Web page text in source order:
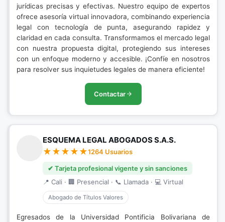
jurídicas precisas y efectivas. Nuestro equipo de expertos
ofrece asesoría virtual innovadora, combinando experiencia
legal con tecnología de punta, asegurando rapidez y
claridad en cada consulta. Transformamos el mercado legal
con nuestra propuesta digital, protegiendo sus intereses
con un enfoque moderno y accesible. ¡Confíe en nosotros
para resolver sus inquietudes legales de manera eficiente!
Contactar
ESQUEMA LEGAL ABOGADOS S.A.S.
1264 Usuarios
✔ Tarjeta profesional vigente y sin sanciones
📍 Cali · 🏢 Presencial · 📞 Llamada · 💻 Virtual
Abogado de Títulos Valores
Egresados de la Universidad Pontificia Bolivariana de